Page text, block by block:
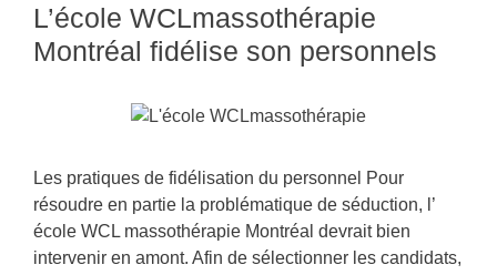
L’école WCLmassothérapie
Montréal fidélise son personnels
Les pratiques de fidélisation du personnel Pour
résoudre en partie la problématique de séduction, l’
école WCL massothérapie Montréal devrait bien
intervenir en amont. Afin de sélectionner les candidats,